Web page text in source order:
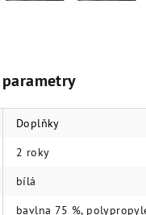
Doplňky
2 roky
bílá
bavlna 75 %,